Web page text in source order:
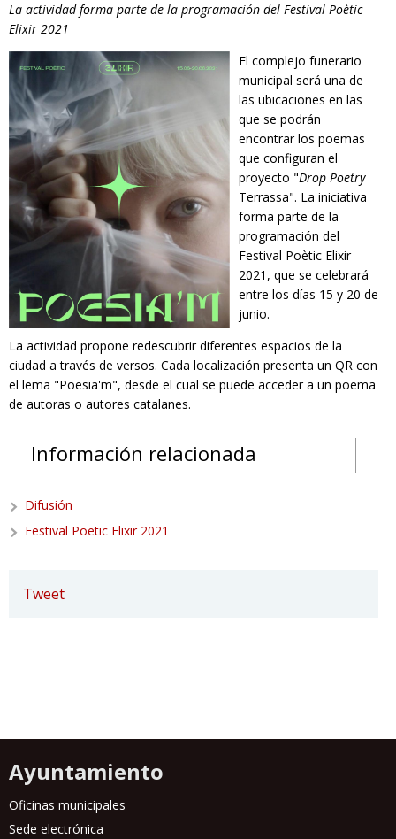
RESPONSABILIDAD SOCIAL
La actividad forma parte de la programación del Festival Poètic
Elixir 2021
El complejo funerario
municipal será una de
las ubicaciones en las
que se podrán
encontrar los poemas
que configuran el
proyecto "Drop Poetry
Terrassa". La iniciativa
forma parte de la
programación del
Festival Poètic Elixir
2021, que se celebrará
entre los días 15 y 20 de
junio.
La actividad propone redescubrir diferentes espacios de la
ciudad a través de versos. Cada localización presenta un QR con
el lema "Poesia'm", desde el cual se puede acceder a un poema
de autoras o autores catalanes.
Información relacionada
Difusión
Festival Poetic Elixir 2021
Tweet
Ayuntamiento
Oficinas municipales
Sede electrónica